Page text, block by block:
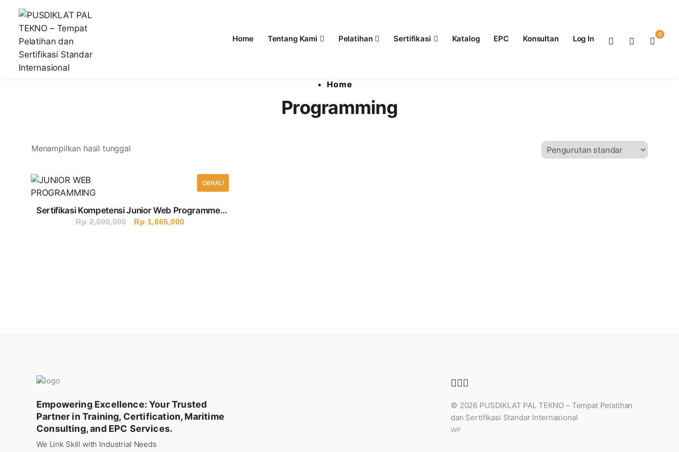
PUSDIKLAT PAL TEKNO – Tempat Pelatihan dan Sertifikasi Standar Internasional
Home Tentang Kami Pelatihan Sertifikasi Katalog EPC Konsultan Log In 0
Home
Programming
Menampilkan hasil tunggal
OBRAL!
Sertifikasi Kompetensi Junior Web Programmer
Bersertifikat BNSP (1 Hari)
Rp2,000,000 Rp 1,665,000
Empowering Excellence: Your Trusted
Partner in Training, Certification, Maritime
Consulting, and EPC Services.
We Link Skill with Industrial Needs
© 2026 PUSDIKLAT PAL TEKNO – Tempat Pelatihan
dan Sertifikasi Standar Internasional
WP